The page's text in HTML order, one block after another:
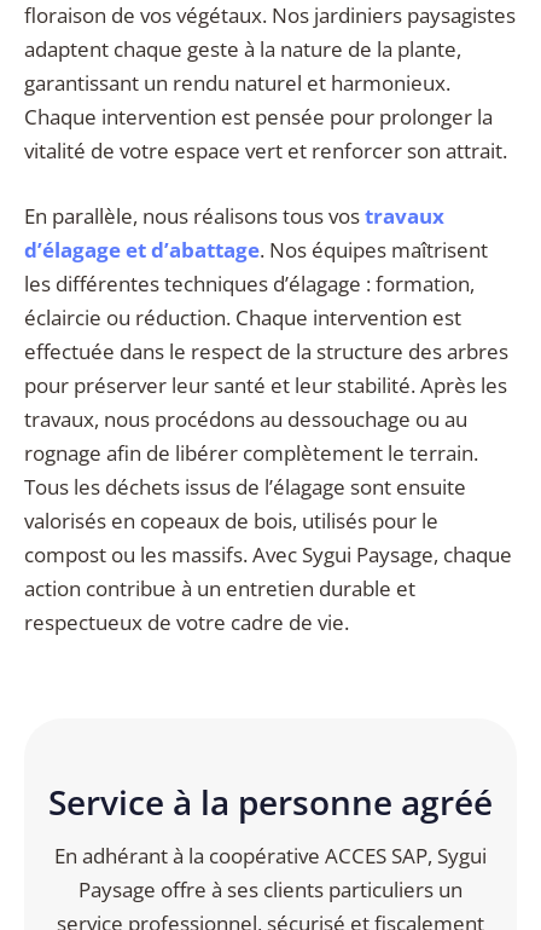
floraison de vos végétaux. Nos jardiniers paysagistes
adaptent chaque geste à la nature de la plante,
garantissant un rendu naturel et harmonieux.
Chaque intervention est pensée pour prolonger la
vitalité de votre espace vert et renforcer son attrait.
En parallèle, nous réalisons tous vostravaux
d’élagage et d’abattage. Nos équipes maîtrisent
les différentes techniques d’élagage : formation,
éclaircie ou réduction. Chaque intervention est
effectuée dans le respect de la structure des arbres
pour préserver leur santé et leur stabilité. Après les
travaux, nous procédons au dessouchage ou au
rognage afin de libérer complètement le terrain.
Tous les déchets issus de l’élagage sont ensuite
valorisés en copeaux de bois, utilisés pour le
compost ou les massifs. Avec Sygui Paysage, chaque
action contribue à un entretien durable et
respectueux de votre cadre de vie.
Service à la personne agréé
En adhérant à la coopérative ACCES SAP, Sygui
Paysage offre à ses clients particuliers un
service professionnel, sécurisé et fiscalement